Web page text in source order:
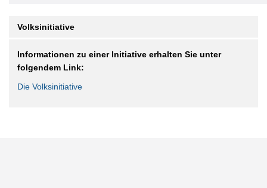
Volksinitiative
Informationen zu einer Initiative erhalten Sie unter
folgendem Link:
Die Volksinitiative